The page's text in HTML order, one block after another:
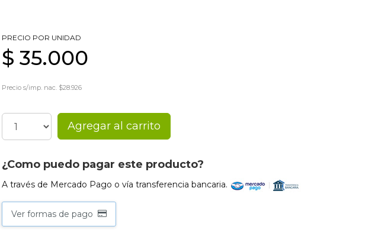
PRECIO POR UNIDAD
$ 35.000
Precio s/imp. nac. $28.926
Agregar al carrito
¿Como puedo pagar este producto?
A través de Mercado Pago o vía transferencia bancaria.
Ver formas de pago